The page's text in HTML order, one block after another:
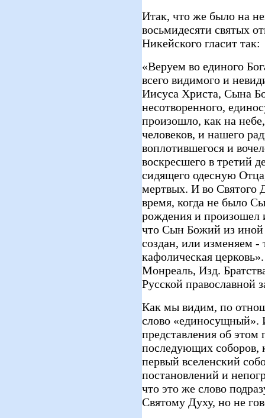
Итак, что же было на
восьмидесяти святых
Никейского гласит так:
«Веруем во единого
всего видимого и
Иисуса Христа, Сына
несотворенного,
произошло, как на
человеков, и нашего
воплотившегося и
воскресшего в третий
сидящего одесную
мертвых. И во Святого
время, когда не было
рождения и произошел
что Сын Божий из иной
создан, или изменяем -
кафолическая
Монреаль, Изд.
Русской православной
Как мы видим, по
слово «единосущный».
представления об
последующих соборов,
первый вселенский
постановлений и
что это же слово
Святому Духу, но не